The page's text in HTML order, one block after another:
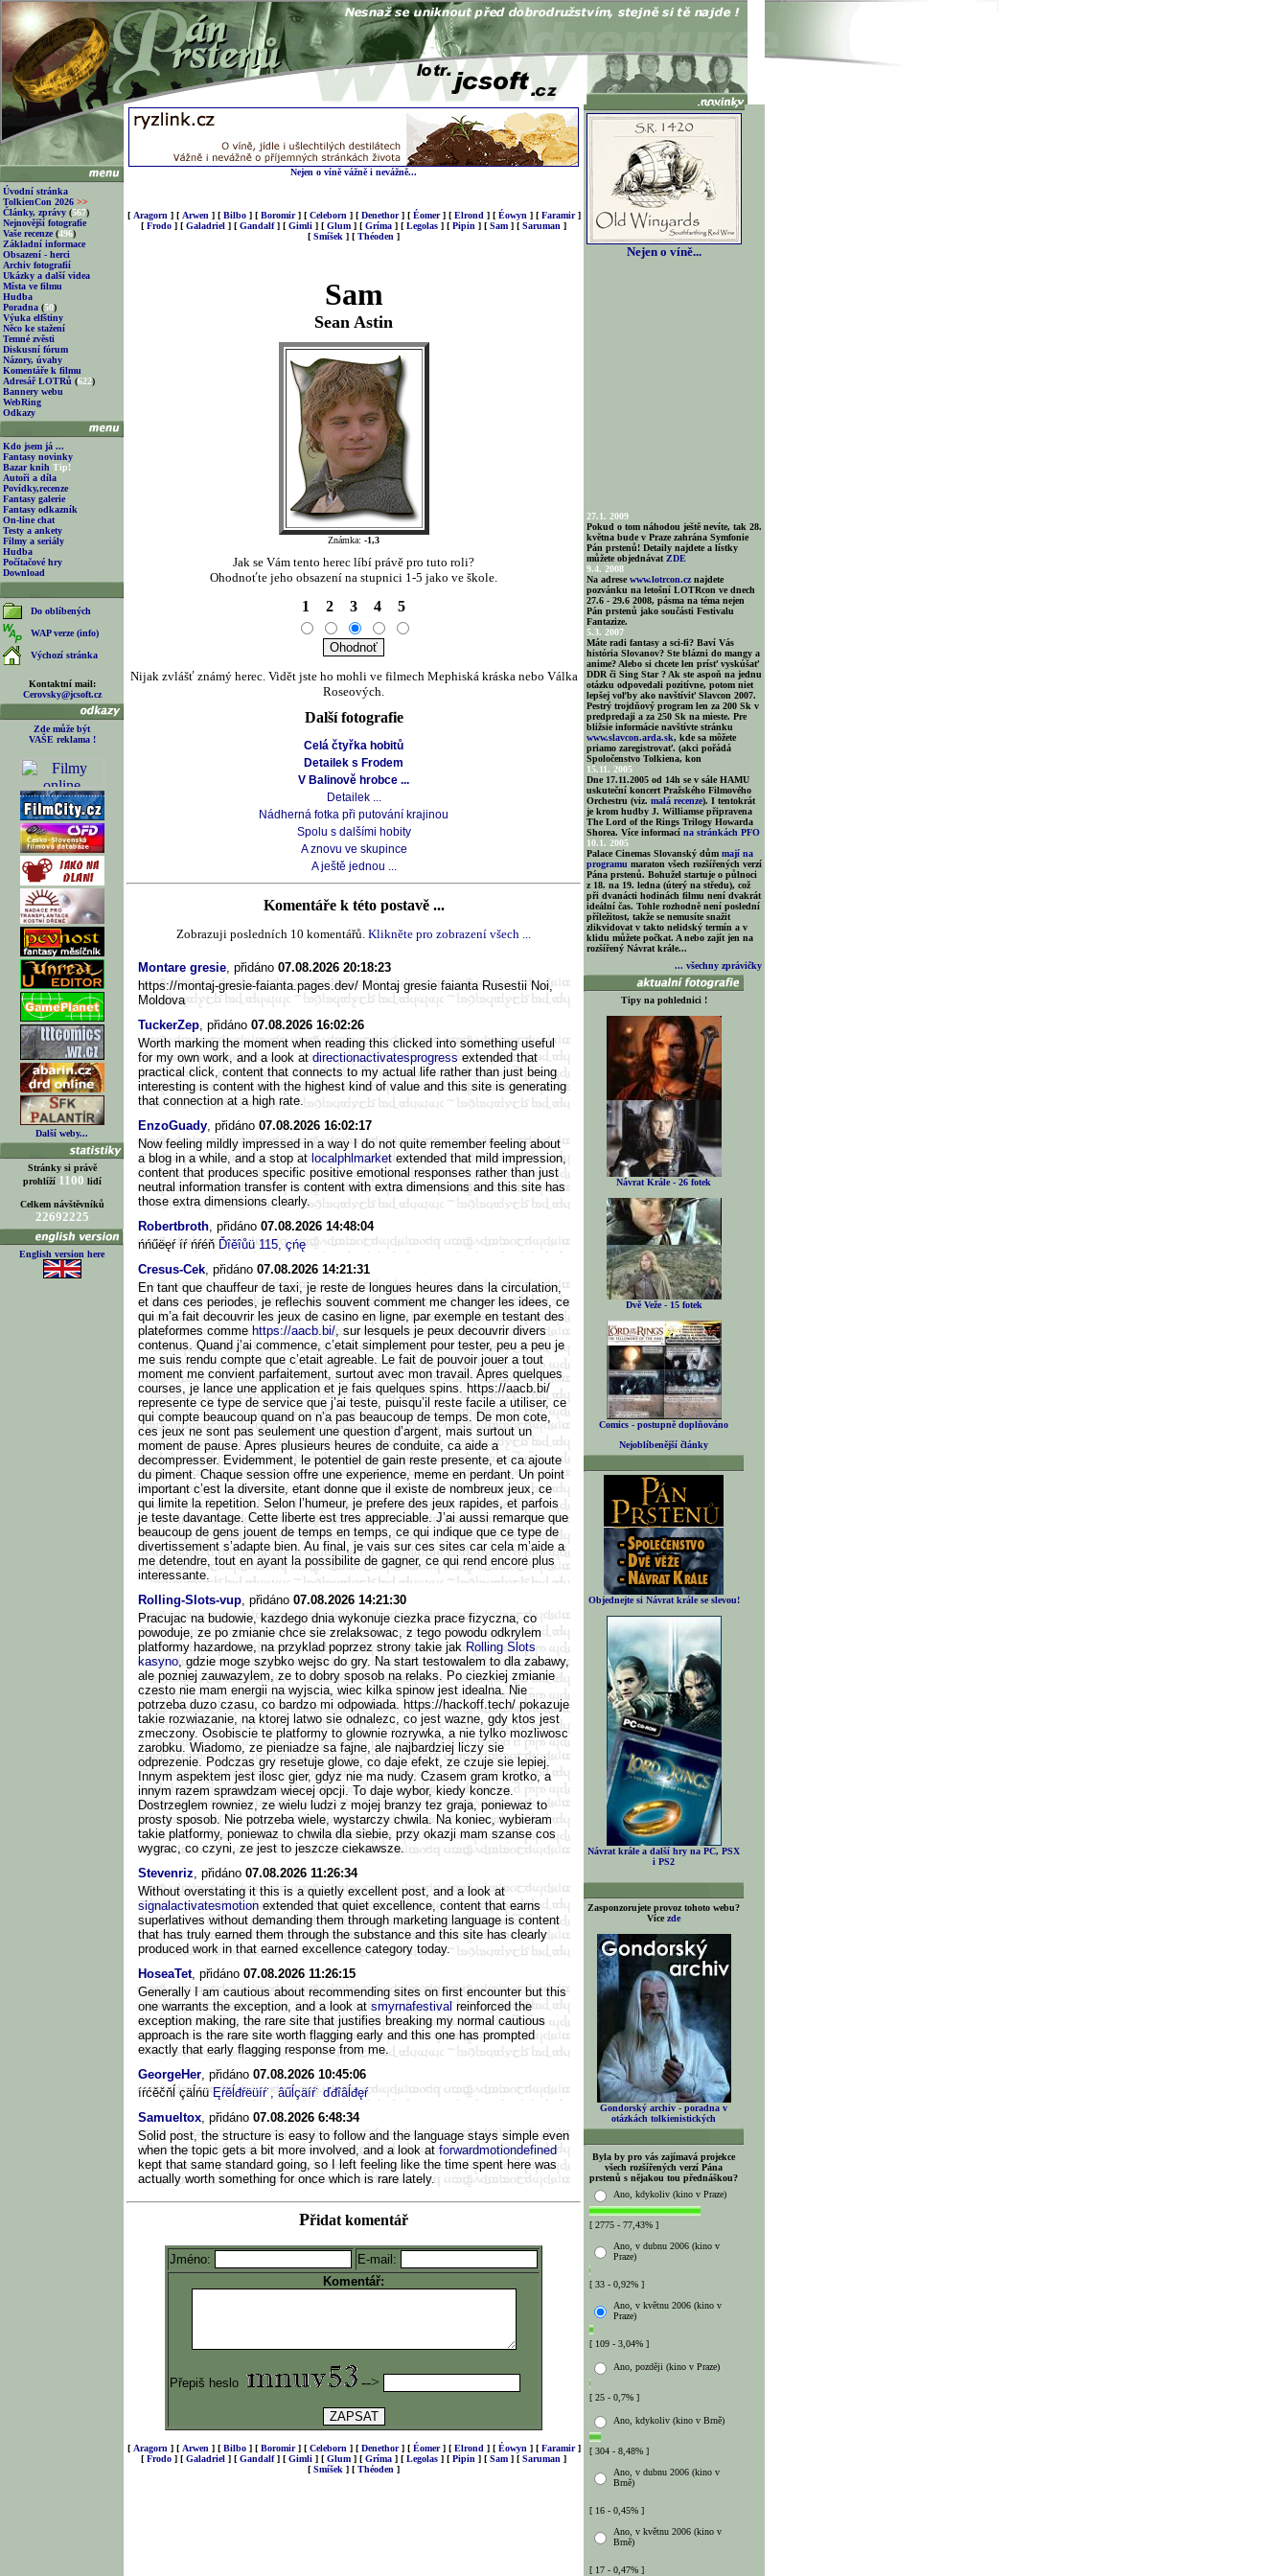
Úvodní stránka
TolkienCon 2026 >>
Články, zprávy (567)
Nejnovější fotografie
Vaše recenze (496)
Základní informace
Obsazení - herci
Archiv fotografií
Ukázky a další videa
Místa ve filmu
Hudba
Poradna (50)
Výuka elfštiny
Něco ke stažení
Temné zvěsti
Diskusní fórum
Názory, úvahy
Komentáře k filmu
Adresář LOTRů (622)
Bannery webu
WebRing
Odkazy
Kdo jsem já ...
Fantasy novinky
Bazar knih Tip!
Autoři a díla
Povídky,recenze
Fantasy galerie
Fantasy odkazník
On-line chat
Testy a ankety
Filmy a seriály
Hudba
Počítačové hry
Download
Do oblíbených
WAP verze (info)
Výchozí stránka
Kontaktní mail:
Cerovsky@jcsoft.cz
Zde může být
VAŠE reklama !
Další weby...
Stránky si právě
prohlíží1100 lidí
Celkem návštěvníků
22692225
English version here
Nejen o víně vážně i nevážně...
[ Aragorn ] [ Arwen ] [ Bilbo] [ Boromir] [ Celeborn ] [ Denethor] [ Éomer] [ Elrond ] [ Éowyn ] [ Faramir]
[ Frodo ] [ Galadriel ] [ Gandalf] [ Gimli ] [ Glum ] [ Gríma ] [ Legolas ] [ Pipin ] [ Sam ] [ Saruman ]
[ Smíšek ] [ Théoden ]
Sam
Sean Astin
Známka: -1,3
Jak se Vám tento herec líbí právě pro tuto roli?
Ohodnoťte jeho obsazení na stupnici 1-5 jako ve škole.
1 2 3 4 5
Nijak zvlášť známý herec. Vidět jste ho mohli ve filmech Mephiská kráska nebo Válka
Roseových.
Další fotografie
Celá čtyřka hobitů
Detailek s Frodem
V Balinově hrobce ...
Detailek ...
Nádherná fotka při putování krajinou
Spolu s dalšími hobity
A znovu ve skupince
A ještě jednou ...
Komentáře k této postavě ...
Zobrazuji posledních 10 komentářů. Klikněte pro zobrazení všech ...
Montare gresie , přidáno 07.08.2026 20:18:23
https://montaj-gresie-faianta.pages.dev/ Montaj gresie faianta Rusestii Noi,
Moldova
TuckerZep , přidáno 07.08.2026 16:02:26
Worth marking the moment when reading this clicked into something useful
for my own work, and a look atdirectionactivatesprogress extended that
practical click, content that connects to my actual life rather than just being
interesting is content with the highest kind of value and this site is generating
that connection at a high rate.
EnzoGuady , přidáno 07.08.2026 16:02:17
Now feeling mildly impressed in a way I do not quite remember feeling about
a blog in a while, and a stop atlocalphlmarket extended that mild impression,
content that produces specific positive emotional responses rather than just
neutral information transfer is content with extra dimensions and this site has
those extra dimensions clearly.
Robertbroth , přidáno 07.08.2026 14:48:04
ńńűëęŕ íŕ ńŕéňĎîěîůü 115, çńę
Cresus-Cek , přidáno 07.08.2026 14:21:31
En tant que chauffeur de taxi, je reste de longues heures dans la circulation,
et dans ces periodes, je reflechis souvent comment me changer les idees, ce
qui m’a fait decouvrir les jeux de casino en ligne, par exemple en testant des
plateformes commehttps://aacb.bi/, sur lesquels je peux decouvrir divers
contenus. Quand j’ai commence, c’etait simplement pour tester, peu a peu je
me suis rendu compte que c’etait agreable. Le fait de pouvoir jouer a tout
moment me convient parfaitement, surtout avec mon travail. Apres quelques
courses, je lance une application et je fais quelques spins. https://aacb.bi/
represente ce type de service que j’ai teste, puisqu’il reste facile a utiliser, ce
qui compte beaucoup quand on n’a pas beaucoup de temps. De mon cote,
ces jeux ne sont pas seulement une question d’argent, mais surtout un
moment de pause. Apres plusieurs heures de conduite, ca aide a
decompresser. Evidemment, le potentiel de gain reste presente, et ca ajoute
du piment. Chaque session offre une experience, meme en perdant. Un point
important c’est la diversite, etant donne que il existe de nombreux jeux, ce
qui limite la repetition. Selon l’humeur, je prefere des jeux rapides, et parfois
je teste davantage. Cette liberte est tres appreciable. J’ai aussi remarque que
beaucoup de gens jouent de temps en temps, ce qui indique que ce type de
divertissement s’adapte bien. Au final, je vais sur ces sites car cela m’aide a
me detendre, tout en ayant la possibilite de gagner, ce qui rend encore plus
interessante.
Rolling-Slots-vup , přidáno 07.08.2026 14:21:30
Pracujac na budowie, kazdego dnia wykonuje ciezka prace fizyczna, co
powoduje, ze po zmianie chce sie zrelaksowac, z tego powodu odkrylem
platformy hazardowe, na przyklad poprzez strony takie jakRolling Slots
kasyno, gdzie moge szybko wejsc do gry. Na start testowalem to dla zabawy,
ale pozniej zauwazylem, ze to dobry sposob na relaks. Po ciezkiej zmianie
czesto nie mam energii na wyjscia, wiec kilka spinow jest idealna. Nie
potrzeba duzo czasu, co bardzo mi odpowiada. https://hackoff.tech/ pokazuje
takie rozwiazanie, na ktorej latwo sie odnalezc, co jest wazne, gdy ktos jest
zmeczony. Osobiscie te platformy to glownie rozrywka, a nie tylko mozliwosc
zarobku. Wiadomo, ze pieniadze sa fajne, ale najbardziej liczy sie
odprezenie. Podczas gry resetuje glowe, co daje efekt, ze czuje sie lepiej.
Innym aspektem jest ilosc gier, gdyz nie ma nudy. Czasem gram krotko, a
innym razem sprawdzam wiecej opcji. To daje wybor, kiedy koncze.
Dostrzeglem rowniez, ze wielu ludzi z mojej branzy tez graja, poniewaz to
prosty sposob. Nie potrzeba wiele, wystarczy chwila. Na koniec, wybieram
takie platformy, poniewaz to chwila dla siebie, przy okazji mam szanse cos
wygrac, co czyni, ze jest to jeszcze ciekawsze.
Stevenriz , přidáno 07.08.2026 11:26:34
Without overstating it this is a quietly excellent post, and a look at
signalactivatesmotionextended that quiet excellence, content that earns
superlatives without demanding them through marketing language is content
that has truly earned them through the substance and this site has clearly
produced work in that earned excellence category today.
HoseaTet, přidáno 07.08.2026 11:26:15
Generally I am cautious about recommending sites on first encounter but this
one warrants the exception, and a look atsmyrnafestivalreinforced the
exception making, the rare site that justifies breaking my normal cautious
approach is the rare site worth flagging early and this one has prompted
exactly that early flagging response from me.
GeorgeHer , přidáno 07.08.2026 10:45:06
íŕćěčňĺ çäĺńüĘŕěĺđŕëüíŕ˙, âűĺçäíŕ˙ ďđîâĺđęŕ
Samueltox , přidáno 07.08.2026 6:48:34
Solid post, the structure is easy to follow and the language stays simple even
when the topic gets a bit more involved, and a look atforwardmotiondefined
kept that same standard going, so I left feeling like the time spent here was
actually worth something for once which is rare lately.
Přidat komentář
Jméno:
E-mail:
Komentář:
Přepiš heslo -->
[ Aragorn ] [ Arwen ] [ Bilbo] [ Boromir] [ Celeborn ] [ Denethor] [ Éomer] [ Elrond ] [ Éowyn ] [ Faramir]
[ Frodo ] [ Galadriel ] [ Gandalf] [ Gimli ] [ Glum ] [ Gríma ] [ Legolas ] [ Pipin ] [ Sam ] [ Saruman ]
[ Smíšek ] [ Théoden ]
Nejen o víně...
27.1. 2009
Pokud o tom náhodou ještě nevíte, tak 28.
května bude v Praze zahrána Symfonie
Pán prstenů! Detaily najdete a lístky
můžete objednávat ZDE
9.4. 2008
Na adrese www.lotrcon.cznajdete
pozvánku na letošní LOTRcon ve dnech
27.6 - 29.6 2008, pásma na téma nejen
Pán prstenů jako součásti Festivalu
Fantazize.
5.3. 2007
Máte radi fantasy a sci-fi? Baví Vás
história Slovanov? Ste blázni do mangy a
anime? Alebo si chcete len prísť vyskúšať
DDR či Sing Star ? Ak ste aspoň na jednu
otázku odpovedali pozitívne, potom niet
lepšej voľby ako navštíviť Slavcon 2007.
Pestrý trojdňový program len za 200 Sk v
predpredaji a za 250 Sk na mieste. Pre
bližsie informácie navštívte stránku
www.slavcon.arda.sk, kde sa môžete
priamo zaregistrovať. (akci pořádá
Spoločenstvo Tolkiena, kon
15.11. 2005
Dne 17.11.2005 od 14h se v sále HAMU
uskuteční koncert Pražského Filmového
Orchestru (viz. malá recenze). I tentokrát
je krom hudby J. Williamse připravena
The Lord of the Rings Trilogy Howarda
Shorea. Více informací na stránkách PFO
10.1. 2005
Palace Cinemas Slovanský dům mají na
programu maraton všech rozšířených verzí
Pána prstenů. Bohužel startuje o půlnoci
z 18. na 19. ledna (úterý na středu), což
při dvanácti hodinách filmu není dvakrát
ideální čas. Tohle rozhodně není poslední
příležitost, takže se nemusíte snažit
zlikvidovat v takto nelidský termín a v
klidu můžete počkat. A nebo zajít jen na
rozšířený Návrat krále...
... všechny zprávičky
Tipy na pohlednici !
Návrat Krále - 26 fotek
Dvě Veže - 15 fotek
Comics - postupně doplňováno
Nejoblíbenější články
Objednejte si Návrat krále se slevou!
Návrat krále a další hry na PC, PSX
i PS2
Zasponzorujete provoz tohoto webu?
Více zde
Gondorský archiv - poradna v
otázkách tolkienistických
Byla by pro vás zajímavá projekce
všech rozšířených verzí Pána
prstenů s nějakou tou přednáškou?
Ano, kdykoliv (kino v Praze)
[ 2775 - 77,43% ]
Ano, v dubnu 2006 (kino v
Praze)
[ 33 - 0,92% ]
Ano, v květnu 2006 (kino v
Praze)
[ 109 - 3,04% ]
Ano, později (kino v Praze)
[ 25 - 0,7% ]
Ano, kdykoliv (kino v Brně)
[ 304 - 8,48% ]
Ano, v dubnu 2006 (kino v
Brně)
[ 16 - 0,45% ]
Ano, v květnu 2006 (kino v
Brně)
[ 17 - 0,47% ]